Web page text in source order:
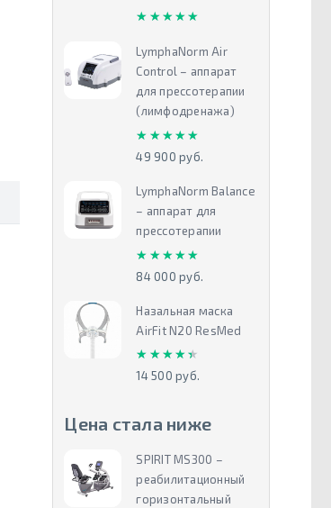
★★★★★
★★★★★
LymphaNorm Air
Control – аппарат
для прессотерапии
(лимфодренажа)
★★★★★
★★★★★
49 900 руб.
LymphaNorm Balance
– аппарат для
прессотерапии
★★★★★
★★★★★
84 000 руб.
Назальная маска
AirFit N20 ResMed
★★★★★
★★★★★
14 500 руб.
Цена стала ниже
SPIRIT MS300 –
реабилитационный
горизонтальный